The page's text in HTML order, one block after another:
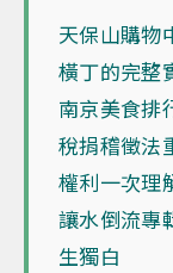
天保山購物
橫丁的完整
南京美食排
稅捐稽徵法
權利一次理
讓水倒流專
生獨白